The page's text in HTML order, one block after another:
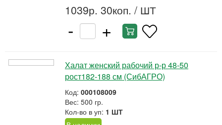
1039р. 30коп. / ШТ
- +
Халат женский рабочий р-р 48-50
рост182-188 см (СибАГРО)
Код: 000108009
Вес: 500 гр.
Кол-во в уп: 1 ШТ